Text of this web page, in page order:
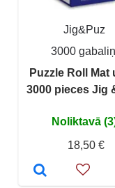
Jig&Puz
3000
Puzzle Roll Mat
3000 pieces Jig
Noliktavā
18,50 €